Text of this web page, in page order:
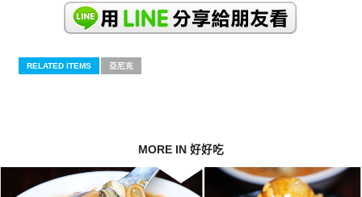
RELATED ITEMS 亞尼克
MORE IN 好好吃